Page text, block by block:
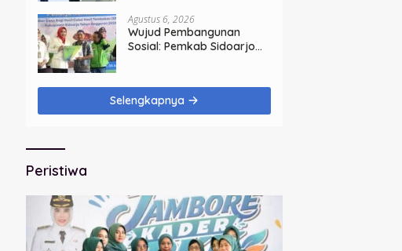
Dimusnahkan
Agustus 6, 2026
Wujud Pembangunan
Sosial: Pemkab Sidoarjo
Ketenagakerjaan
Selengkapnya
Peristiwa